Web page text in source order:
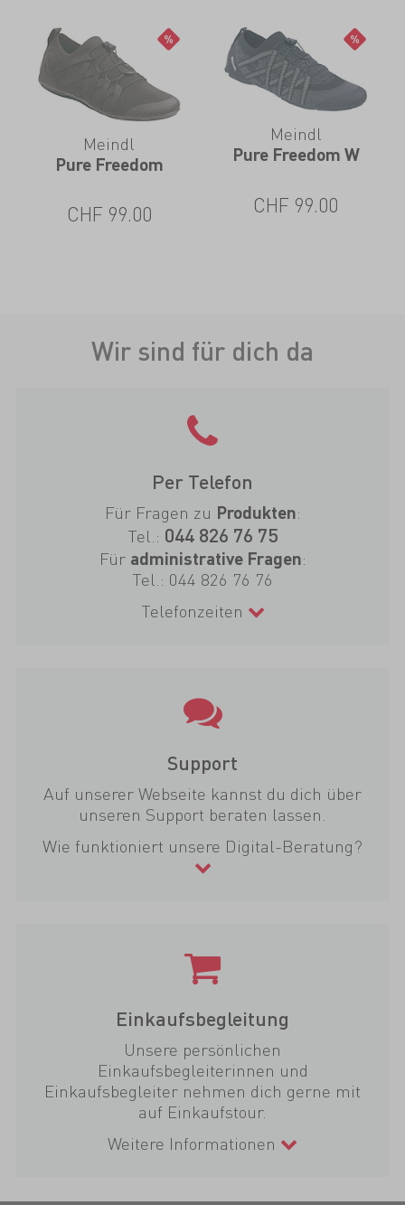
Meindl
Pure Freedom
CHF 99.00
Meindl
Pure Freedom W
CHF 99.00
Wir sind für dich da
Per Telefon
Für Fragen zu Produkten:
Tel.: 044 826 76 75
Für administrative Fragen:
Tel.: 044 826 76 76
Telefonzeiten
Support
Auf unserer Webseite kannst du dich über
unseren Support beraten lassen.
Wie funktioniert unsere Digital-Beratung?
Einkaufsbegleitung
Unsere persönlichen
Einkaufsbegleiterinnen und
Einkaufsbegleiter nehmen dich gerne mit
auf Einkaufstour.
Weitere Informationen